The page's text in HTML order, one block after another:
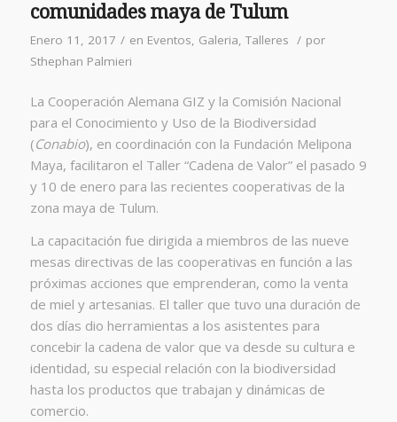
comunidades maya de Tulum
Enero 11, 2017 / en Eventos, Galeria, Talleres / por
Sthephan Palmieri
La Cooperación Alemana GIZ y la Comisión Nacional
para el Conocimiento y Uso de la Biodiversidad
(Conabio), en coordinación con la Fundación Melipona
Maya, facilitaron el Taller “Cadena de Valor” el pasado 9
y 10 de enero para las recientes cooperativas de la
zona maya de Tulum.
La capacitación fue dirigida a miembros de las nueve
mesas directivas de las cooperativas en función a las
próximas acciones que emprenderan, como la venta
de miel y artesanias. El taller que tuvo una duración de
dos días dio herramientas a los asistentes para
concebir la cadena de valor que va desde su cultura e
identidad, su especial relación con la biodiversidad
hasta los productos que trabajan y dinámicas de
comercio.